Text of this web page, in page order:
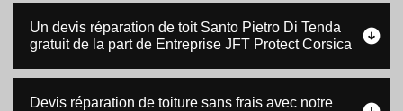
Un devis réparation de toit Santo Pietro Di Tenda
gratuit de la part de Entreprise JFT Protect Corsica
Devis réparation de toiture sans frais avec notre